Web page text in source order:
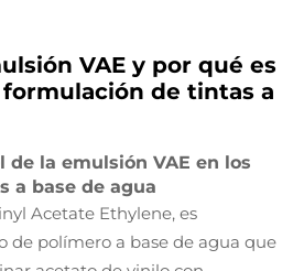
VAE y por qué es
de tintas a
de la emulsión VAE en los
a base de agua
Acetate Ethylene, es
de polímero a base de agua que